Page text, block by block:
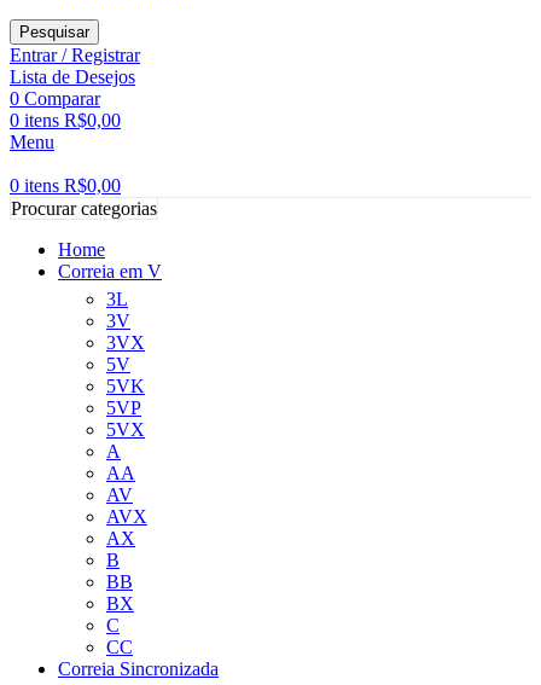
Pesquisar
Entrar / Registrar
Lista de Desejos
0 Comparar
0 itens R$0,00
Menu
0 itens R$0,00
Procurar categorias
Home
Correia em V
3L
3V
3VX
5V
5VK
5VP
5VX
A
AA
AV
AVX
AX
B
BB
BX
C
CC
Correia Sincronizada